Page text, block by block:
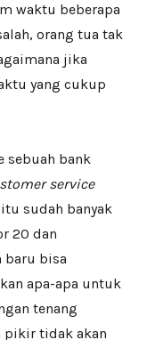
waktu beberapa
orang tua tak
jika
yang cukup
sebuah bank
service
sudah banyak
20 dan
baru bisa
apa-apa untuk
tenang
pikir tidak akan